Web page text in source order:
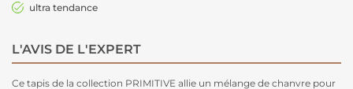
ultra tendance
L'AVIS DE L'EXPERT
Ce tapis de la collection PRIMITIVE allie un mélange de chanvre pour